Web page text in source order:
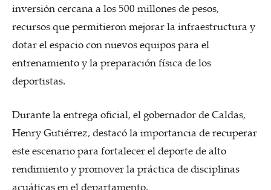
inversión cercana a los 500 millones de pesos,
recursos que permitieron mejorar la infraestructura y
dotar el espacio con nuevos equipos para el
entrenamiento y la preparación física de los
deportistas.
Durante la entrega oficial, el gobernador de Caldas,
Henry Gutiérrez, destacó la importancia de recuperar
este escenario para fortalecer el deporte de alto
rendimiento y promover la práctica de disciplinas
acuáticas en el departamento.